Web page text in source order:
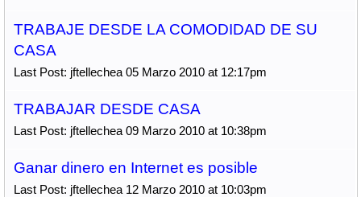
TRABAJE DESDE LA COMODIDAD DE SU
CASA
Last Post: jftellechea 05 Marzo 2010 at 12:17pm
TRABAJAR DESDE CASA
Last Post: jftellechea 09 Marzo 2010 at 10:38pm
Ganar dinero en Internet es posible
Last Post: jftellechea 12 Marzo 2010 at 10:03pm